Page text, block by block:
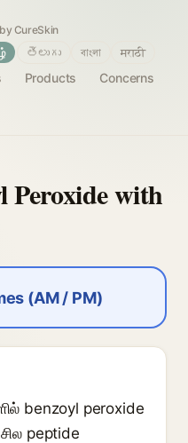
by CureSkin
Products
Concerns
తెలుగు বাংলা मराठी
Peroxide with
(AM / PM)
benzoyl peroxide
peptide